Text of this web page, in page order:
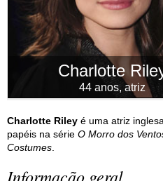
Charlotte
44 anos, atriz
Charlotte Riley é uma atriz
papéis na série O Morro dos
Costumes
Informação geral